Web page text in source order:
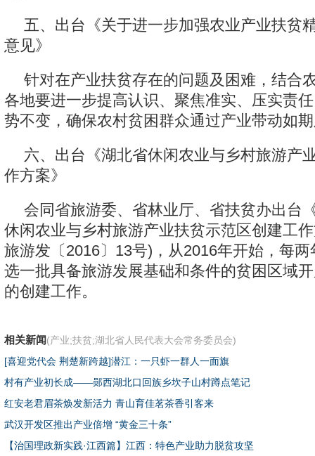
五、出台《关于进一步加强农业产业扶贫
意见》
针对在产业扶贫存在的问题及困难，结合
各地要进一步提高认识、聚焦准实、压实责
势不变，确保农村贫困群众通过产业带动如
六、出台《湖北省休闲农业与乡村旅游产
作方案》
会同省旅游委、省林业厅、省扶贫办出台
休闲农业与乡村旅游产业扶贫示范区创建工
旅游发〔2016〕13号)，从2016年开始，每
选一批具备旅游发展基础和条件的贫困区域
的创建工作。
相关新闻(产业;扶贫;湖北省人民代表大会常务委员会)
[喜迎党代会 荆楚新跨越]潜江：一只虾一群人一面旗
村有产业初长成——郧西湖北口回族乡坎子山村蹲点笔记
红安老君眉茶焕发新活力 青山育佳茗茶香引客来
武汉开发区推出产业倍增 “黄金三十条”
【治国理政新实践·江西篇】江西：特色产业助力脱贫攻坚